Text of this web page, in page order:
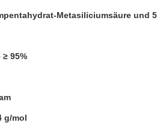
Metasiliciumsäure und
95%
g/mol